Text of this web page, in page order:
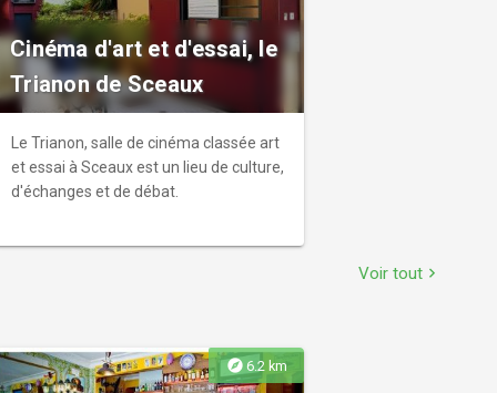
Cinéma d'art et d'essai, le
Trianon de Sceaux
Le Trianon, salle de cinéma classée art
et essai à Sceaux est un lieu de culture,
d'échanges et de débat.
Voir tout chevron_right
explore 6.2 km